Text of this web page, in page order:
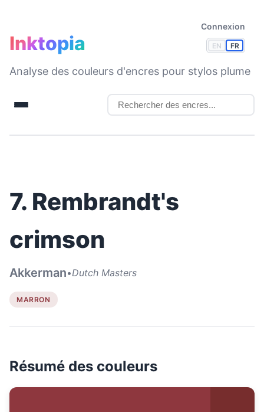
EN FR
Connexion
Inktopia
Analyse des couleurs d'encres pour stylos plume
7. Rembrandt's
crimson
Akkerman•Dutch Masters
MARRON
Résumé des couleurs